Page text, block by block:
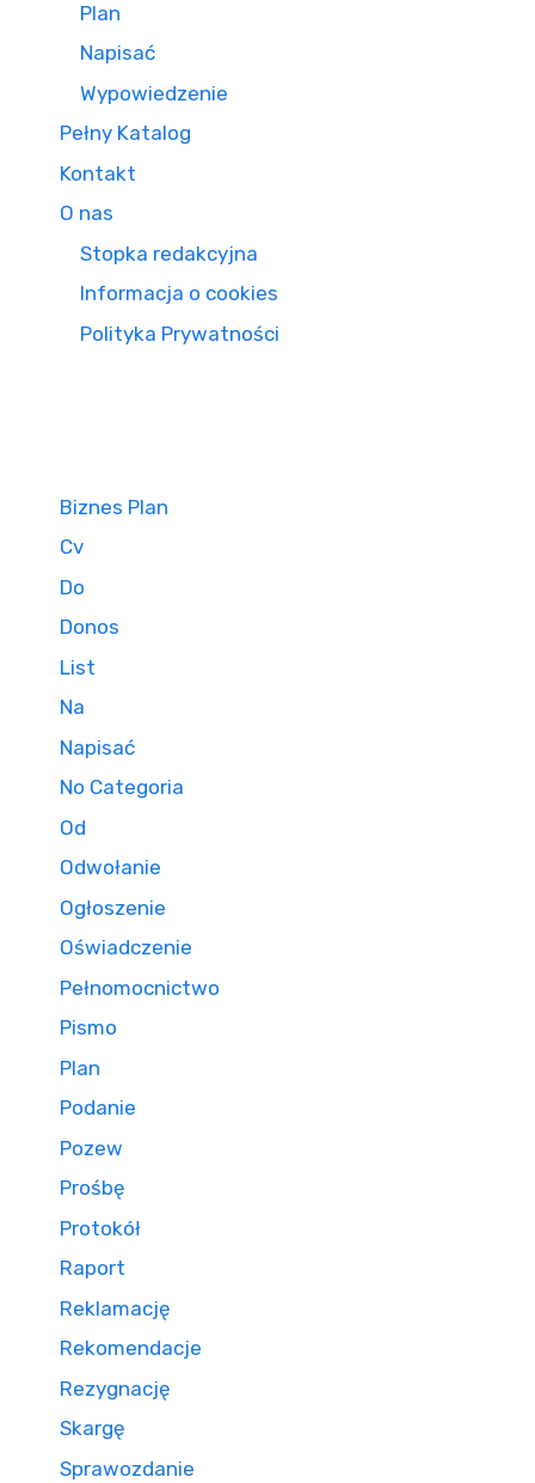
Plan
Napisać
Wypowiedzenie
Pełny Katalog
Kontakt
O nas
Stopka redakcyjna
Informacja o cookies
Polityka Prywatności
Biznes Plan
Cv
Do
Donos
List
Na
Napisać
No Categoria
Od
Odwołanie
Ogłoszenie
Oświadczenie
Pełnomocnictwo
Pismo
Plan
Podanie
Pozew
Prośbę
Protokół
Raport
Reklamację
Rekomendacje
Rezygnację
Skargę
Sprawozdanie